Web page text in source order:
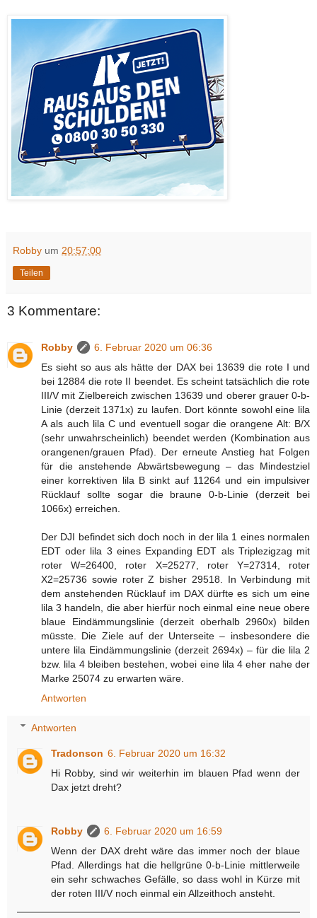
Robby um 20:57:00
Teilen
3 Kommentare:
Robby
6. Februar 2020 um 06:36
Es sieht so aus als hätte der DAX bei 13639 die rote I und
bei 12884 die rote II beendet. Es scheint tatsächlich die rote
III/V mit Zielbereich zwischen 13639 und oberer grauer 0-b-
Linie (derzeit 1371x) zu laufen. Dort könnte sowohl eine lila
A als auch lila C und eventuell sogar die orangene Alt: B/X
(sehr unwahrscheinlich) beendet werden (Kombination aus
orangenen/grauen Pfad). Der erneute Anstieg hat Folgen
für die anstehende Abwärtsbewegung – das Mindestziel
einer korrektiven lila B sinkt auf 11264 und ein impulsiver
Rücklauf sollte sogar die braune 0-b-Linie (derzeit bei
1066x) erreichen.
Der DJI befindet sich doch noch in der lila 1 eines normalen
EDT oder lila 3 eines Expanding EDT als Triplezigzag mit
roter W=26400, roter X=25277, roter Y=27314, roter
X2=25736 sowie roter Z bisher 29518. In Verbindung mit
dem anstehenden Rücklauf im DAX dürfte es sich um eine
lila 3 handeln, die aber hierfür noch einmal eine neue obere
blaue Eindämmungslinie (derzeit oberhalb 2960x) bilden
müsste. Die Ziele auf der Unterseite – insbesondere die
untere lila Eindämmungslinie (derzeit 2694x) – für die lila 2
bzw. lila 4 bleiben bestehen, wobei eine lila 4 eher nahe der
Marke 25074 zu erwarten wäre.
Antworten
Antworten
Tradonson 6. Februar 2020 um 16:32
Hi Robby, sind wir weiterhin im blauen Pfad wenn der
Dax jetzt dreht?
Robby
6. Februar 2020 um 16:59
Wenn der DAX dreht wäre das immer noch der blaue
Pfad. Allerdings hat die hellgrüne 0-b-Linie mittlerweile
ein sehr schwaches Gefälle, so dass wohl in Kürze mit
der roten III/V noch einmal ein Allzeithoch ansteht.